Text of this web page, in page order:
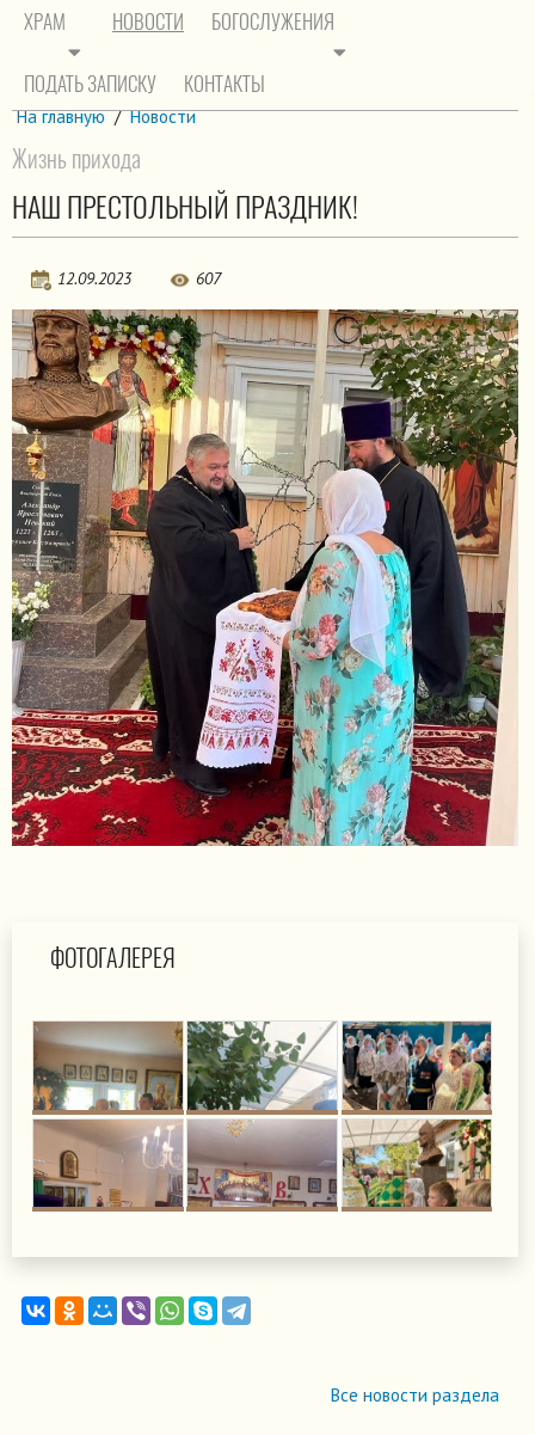
ХРАМ НОВОСТИ БОГОСЛУЖЕНИЯ
ПОДАТЬ ЗАПИСКУ КОНТАКТЫ
На главную / Новости
Жизнь прихода
НАШ ПРЕСТОЛЬНЫЙ ПРАЗДНИК!
12.09.2023 607
ФОТОГАЛЕРЕЯ
Все новости раздела